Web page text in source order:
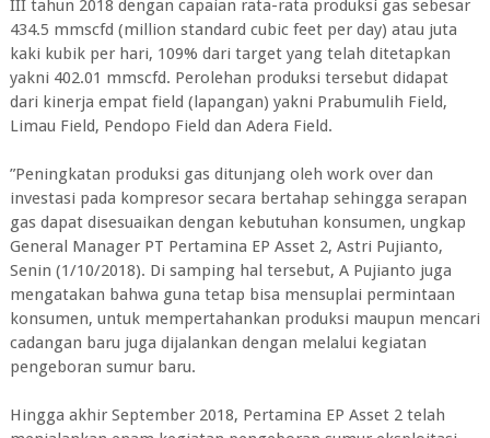
III tahun 2018 dengan capaian rata-rata produksi gas sebesar
434.5 mmscfd (million standard cubic feet per day) atau juta
kaki kubik per hari, 109% dari target yang telah ditetapkan
yakni 402.01 mmscfd. Perolehan produksi tersebut didapat
dari kinerja empat field (lapangan) yakni Prabumulih Field,
Limau Field, Pendopo Field dan Adera Field.
”Peningkatan produksi gas ditunjang oleh work over dan
investasi pada kompresor secara bertahap sehingga serapan
gas dapat disesuaikan dengan kebutuhan konsumen, ungkap
General Manager PT Pertamina EP Asset 2, Astri Pujianto,
Senin (1/10/2018). Di samping hal tersebut, A Pujianto juga
mengatakan bahwa guna tetap bisa mensuplai permintaan
konsumen, untuk mempertahankan produksi maupun mencari
cadangan baru juga dijalankan dengan melalui kegiatan
pengeboran sumur baru.
Hingga akhir September 2018, Pertamina EP Asset 2 telah